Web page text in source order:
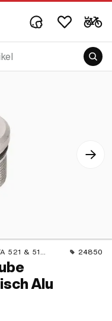
· PIAGGIO 24850
Alu